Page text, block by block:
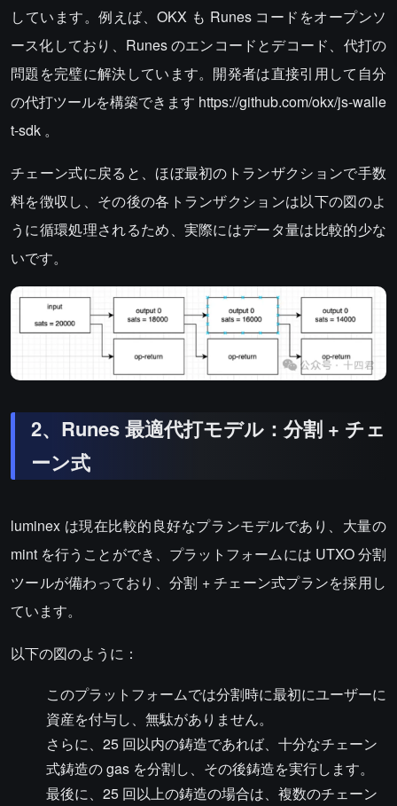
しています。例えば、OKX も Runes コードをオープンソ
ース化しており、Runes のエンコードとデコード、代打の
問題を完璧に解決しています。開発者は直接引用して自分
の代打ツールを構築できます https://github.com/okx/js-walle
t-sdk 。
チェーン式に戻ると、ほぼ最初のトランザクションで手数
料を徴収し、その後の各トランザクションは以下の図のよ
うに循環処理されるため、実際にはデータ量は比較的少な
いです。
2、Runes 最適代打モデル：分割 + チェ
ーン式
luminex は現在比較的良好なプランモデルであり、大量の
mint を行うことができ、プラットフォームには UTXO 分割
ツールが備わっており、分割 + チェーン式プランを採用し
ています。
以下の図のように：
このプラットフォームでは分割時に最初にユーザーに
資産を付与し、無駄がありません。
さらに、25 回以内の鋳造であれば、十分なチェーン
式鋳造の gas を分割し、その後鋳造を実行します。
最後に、25 回以上の鋳造の場合は、複数のチェーン